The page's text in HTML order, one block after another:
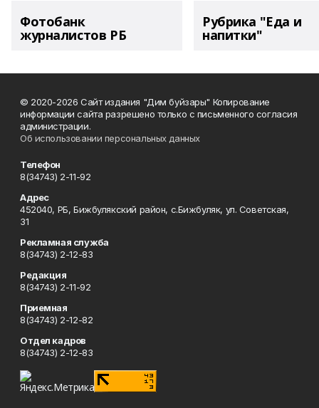
Фотобанк
журналистов РБ
Рубрика "Еда и
напитки"
© 2020-2026 Сайт издания "Дим буйзары" Копирование
информации сайта разрешено только с письменного согласия
администрации.
Об использовании персональных данных
Телефон
8(34743) 2-11-92
Адрес
452040, РБ, Бижбулякский район, с.Бижбуляк, ул. Советская,
31
Рекламная служба
8(34743) 2-12-83
Редакция
8(34743) 2-11-92
Приемная
8(34743) 2-12-82
Отдел кадров
8(34743) 2-12-83